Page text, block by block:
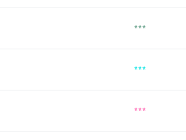
***
***
***